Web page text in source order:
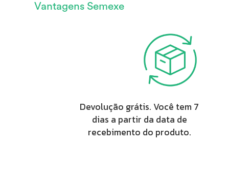
Vantagens Semexe
Devolução grátis. Você tem 7
dias a partir da data de
recebimento do produto.